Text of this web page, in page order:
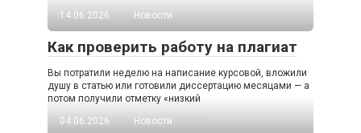
14.06.2026
Новости
Как проверить работу на плагиат
Вы потратили неделю на написание курсовой, вложили
душу в статью или готовили диссертацию месяцами — а
потом получили отметку «низкий
04.06.2026
Новости